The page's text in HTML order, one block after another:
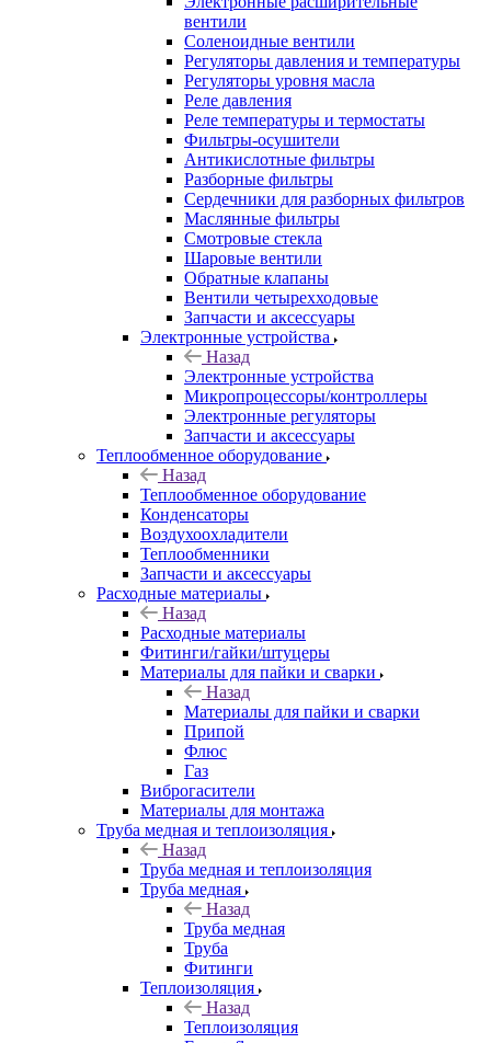
вентили
Соленоидные вентили
Регуляторы давления и температуры
Регуляторы уровня масла
Реле давления
Реле температуры и термостаты
Фильтры-осушители
Антикислотные фильтры
Разборные фильтры
Сердечники для разборных фильтров
Маслянные фильтры
Смотровые стекла
Шаровые вентили
Обратные клапаны
Вентили четырехходовые
Запчасти и аксессуары
Электронные устройства
Назад
Электронные устройства
Микропроцессоры/контроллеры
Электронные регуляторы
Запчасти и аксессуары
Теплообменное оборудование
Назад
Теплообменное оборудование
Конденсаторы
Воздухоохладители
Теплообменники
Запчасти и аксессуары
Расходные материалы
Назад
Расходные материалы
Фитинги/гайки/штуцеры
Материалы для пайки и сварки
Назад
Материалы для пайки и сварки
Припой
Флюс
Газ
Виброгасители
Материалы для монтажа
Труба медная и теплоизоляция
Назад
Труба медная и теплоизоляция
Труба медная
Назад
Труба медная
Труба
Фитинги
Теплоизоляция
Назад
Теплоизоляция